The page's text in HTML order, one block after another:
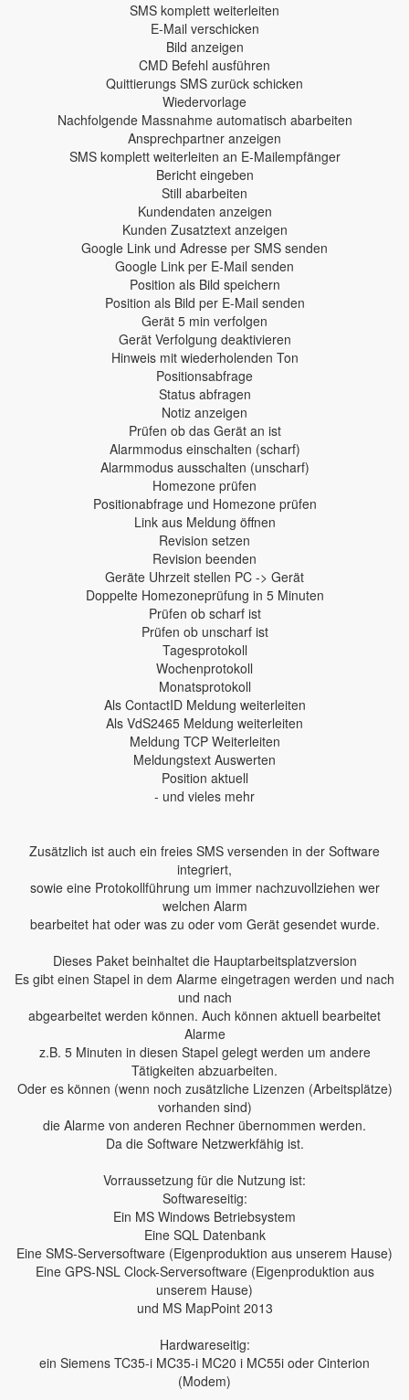
SMS komplett weiterleiten
E-Mail verschicken
Bild anzeigen
CMD Befehl ausführen
Quittierungs SMS zurück schicken
Wiedervorlage
Nachfolgende Massnahme automatisch abarbeiten
Ansprechpartner anzeigen
SMS komplett weiterleiten an E-Mailempfänger
Bericht eingeben
Still abarbeiten
Kundendaten anzeigen
Kunden Zusatztext anzeigen
Google Link und Adresse per SMS senden
Google Link per E-Mail senden
Position als Bild speichern
Position als Bild per E-Mail senden
Gerät 5 min verfolgen
Gerät Verfolgung deaktivieren
Hinweis mit wiederholenden Ton
Positionsabfrage
Status abfragen
Notiz anzeigen
Prüfen ob das Gerät an ist
Alarmmodus einschalten (scharf)
Alarmmodus ausschalten (unscharf)
Homezone prüfen
Positionabfrage und Homezone prüfen
Link aus Meldung öffnen
Revision setzen
Revision beenden
Geräte Uhrzeit stellen PC -> Gerät
Doppelte Homezoneprüfung in 5 Minuten
Prüfen ob scharf ist
Prüfen ob unscharf ist
Tagesprotokoll
Wochenprotokoll
Monatsprotokoll
Als ContactID Meldung weiterleiten
Als VdS2465 Meldung weiterleiten
Meldung TCP Weiterleiten
Meldungstext Auswerten
Position aktuell
- und vieles mehr
Zusätzlich ist auch ein freies SMS versenden in der Software
integriert,
sowie eine Protokollführung um immer nachzuvollziehen wer
welchen Alarm
bearbeitet hat oder was zu oder vom Gerät gesendet wurde.
Dieses Paket beinhaltet die Hauptarbeitsplatzversion
Es gibt einen Stapel in dem Alarme eingetragen werden und nach
und nach
abgearbeitet werden können. Auch können aktuell bearbeitet
Alarme
z.B. 5 Minuten in diesen Stapel gelegt werden um andere
Tätigkeiten abzuarbeiten.
Oder es können (wenn noch zusätzliche Lizenzen (Arbeitsplätze)
vorhanden sind)
die Alarme von anderen Rechner übernommen werden.
Da die Software Netzwerkfähig ist.
Vorraussetzung für die Nutzung ist:
Softwareseitig:
Ein MS Windows Betriebsystem
Eine SQL Datenbank
Eine SMS-Serversoftware (Eigenproduktion aus unserem Hause)
Eine GPS-NSL Clock-Serversoftware (Eigenproduktion aus
unserem Hause)
und MS MapPoint 2013
Hardwareseitig:
ein Siemens TC35-i MC35-i MC20 i MC55i oder Cinterion
(Modem)